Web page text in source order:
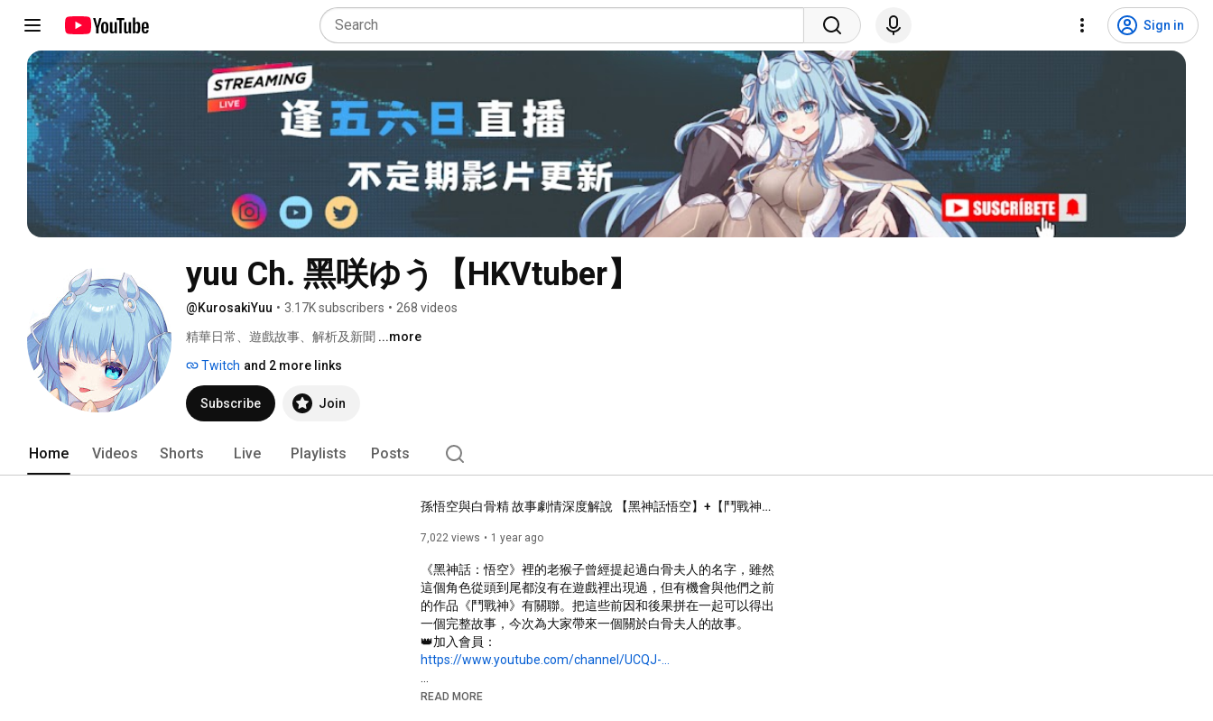
Sign in
yuu Ch. 黑咲ゆう【HKVtuber】
@KurosakiYuu • 3.17K subscribers • 268 videos
精華日常、遊戲故事、解析及新聞 ...more
Twitch and 2 more links
Subscribe Join
Home Videos Shorts Live Playlists Posts
孫悟空與白骨精 故事劇情深度解說 【黑神話悟空】+【鬥戰神】｜廣東話｜粵語 CC中文字幕【黑咲游  hkvtuber】
7,022 views 1 year ago
《黑神話：悟空》裡的老猴子曾經提起過白骨夫人的名字，雖然
這個角色從頭到尾都沒有在遊戲裡出現過，但有機會與他們之前
的作品《鬥戰神》有關聯。把這些前因和後果拼在一起可以得出
一個完整故事，今次為大家帶來一個關於白骨夫人的故事。
https://www.youtube.com/channel/UCQJ-...
READ MORE